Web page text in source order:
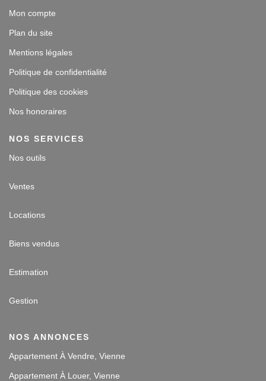
Mon compte
Plan du site
Mentions légales
Politique de confidentialité
Politique des cookies
Nos honoraires
NOS SERVICES
Nos outils
Ventes
Locations
Biens vendus
Estimation
Gestion
NOS ANNONCES
Appartement À Vendre, Vienne
Appartement À Louer, Vienne